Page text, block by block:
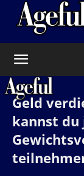
Geld
kannst du